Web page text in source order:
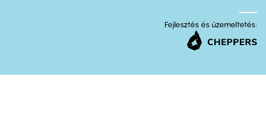
Fejlesztés és üzemeltetés: